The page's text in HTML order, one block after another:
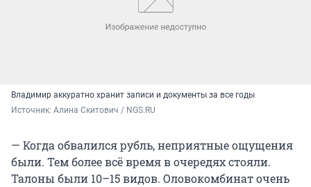
Владимир аккуратно хранит записи и документы за все годы
Источник: Алина Скитович / NGS.RU
— Когда обвалился рубль, неприятные ощущения
были. Тем более всё время в очередях стояли.
Талоны были 10–15 видов. Оловокомбинат очень